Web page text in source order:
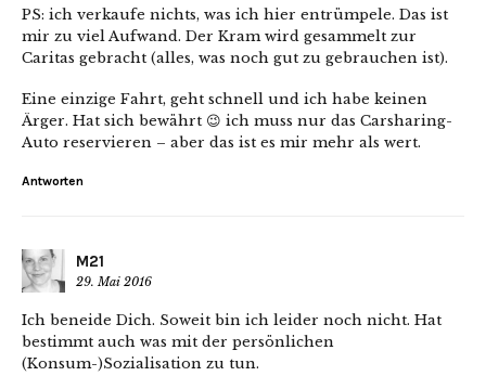
PS: ich verkaufe nichts, was ich hier entrümpele. Das ist
mir zu viel Aufwand. Der Kram wird gesammelt zur
Caritas gebracht (alles, was noch gut zu gebrauchen ist).
Eine einzige Fahrt, geht schnell und ich habe keinen
Ärger. Hat sich bewährt 😉 ich muss nur das Carsharing-
Auto reservieren – aber das ist es mir mehr als wert.
Antworten
M21
29. Mai 2016
Ich beneide Dich. Soweit bin ich leider noch nicht. Hat
bestimmt auch was mit der persönlichen
(Konsum-)Sozialisation zu tun.